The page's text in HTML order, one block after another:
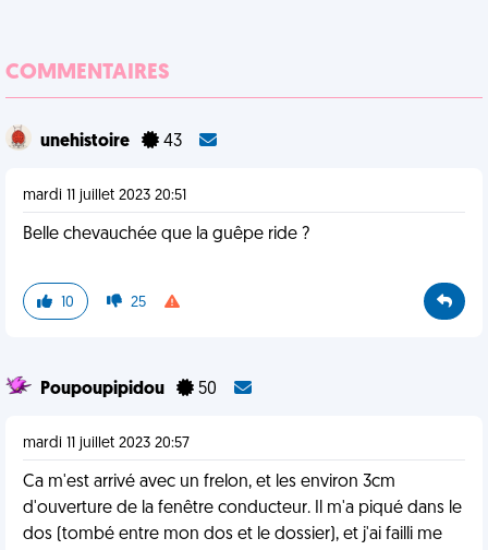
COMMENTAIRES
unehistoire 43
mardi 11 juillet 2023 20:51
Belle chevauchée que la guêpe ride ?
10 25
Poupoupipidou 50
mardi 11 juillet 2023 20:57
Ca m'est arrivé avec un frelon, et les environ 3cm
d'ouverture de la fenêtre conducteur. Il m'a piqué dans le
dos (tombé entre mon dos et le dossier), et j'ai failli me